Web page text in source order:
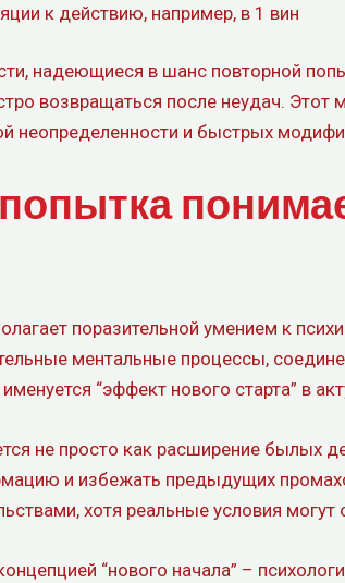
к действию, например, в 1 вин
надеющиеся в шанс повторной
возвращаться после неудач. Этот
неопределенности и быстрых
поразительной умением к
ментальные процессы,
“эффект нового старта” в
не просто как расширение былых
и избежать предыдущих
хотя реальные условия
“нового начала” –